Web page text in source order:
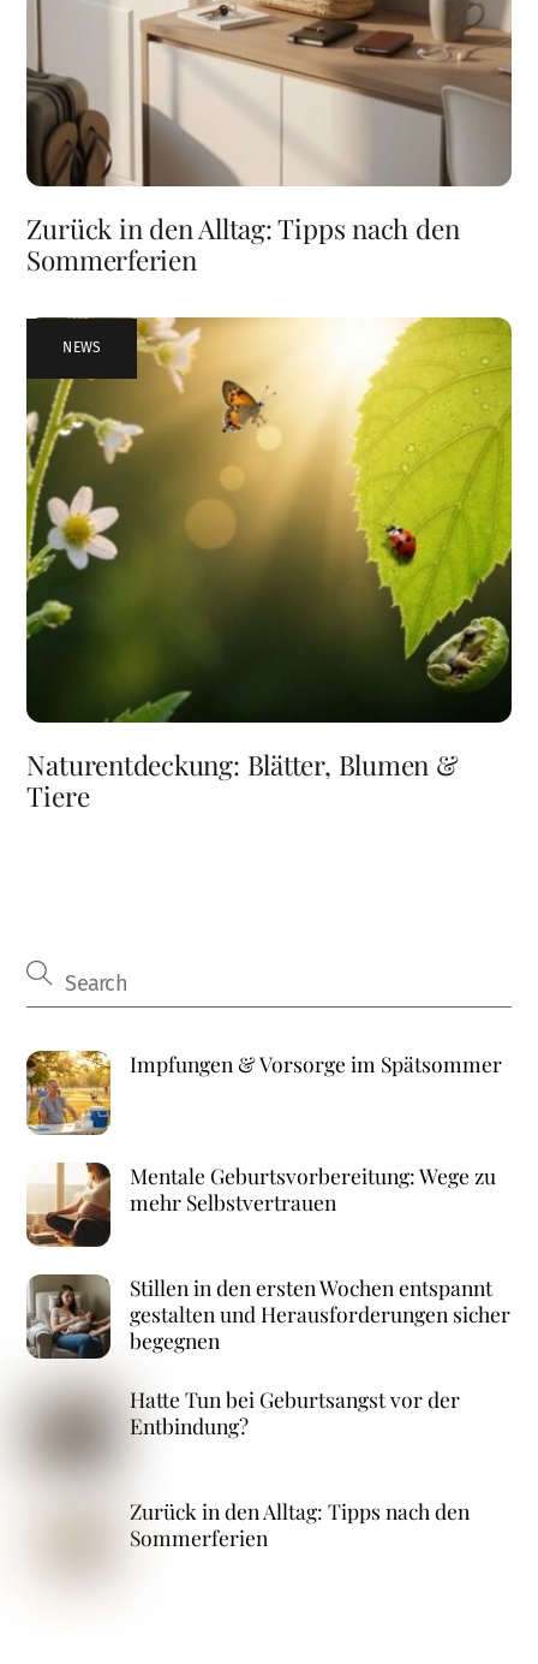
Zurück in den Alltag: Tipps nach den
Sommerferien
NEWS
Naturentdeckung: Blätter, Blumen &
Tiere
Impfungen & Vorsorge im Spätsommer
Mentale Geburtsvorbereitung: Wege zu
mehr Selbstvertrauen
Stillen in den ersten Wochen entspannt
gestalten und Herausforderungen sicher
begegnen
Hatte Tun bei Geburtsangst vor der
Entbindung?
Zurück in den Alltag: Tipps nach den
Sommerferien